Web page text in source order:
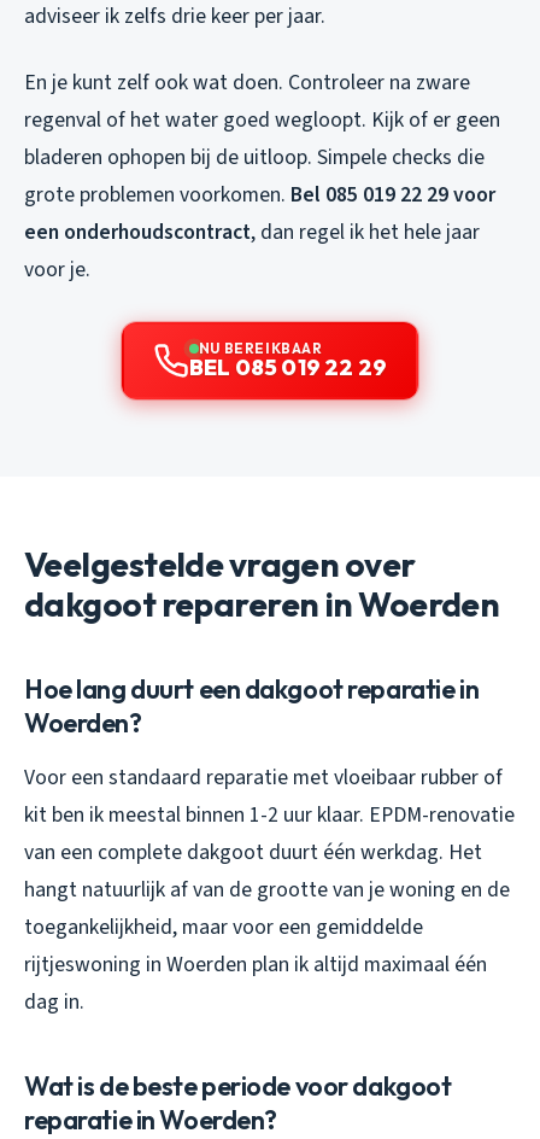
adviseer ik zelfs drie keer per jaar.
En je kunt zelf ook wat doen. Controleer na zware
regenval of het water goed wegloopt. Kijk of er geen
bladeren ophopen bij de uitloop. Simpele checks die
grote problemen voorkomen. Bel 085 019 22 29 voor
een onderhoudscontract, dan regel ik het hele jaar
voor je.
NU BEREIKBAAR
BEL 085 019 22 29
Veelgestelde vragen over
dakgoot repareren in Woerden
Hoe lang duurt een dakgoot reparatie in
Woerden?
Voor een standaard reparatie met vloeibaar rubber of
kit ben ik meestal binnen 1-2 uur klaar. EPDM-renovatie
van een complete dakgoot duurt één werkdag. Het
hangt natuurlijk af van de grootte van je woning en de
toegankelijkheid, maar voor een gemiddelde
rijtjeswoning in Woerden plan ik altijd maximaal één
dag in.
Wat is de beste periode voor dakgoot
reparatie in Woerden?